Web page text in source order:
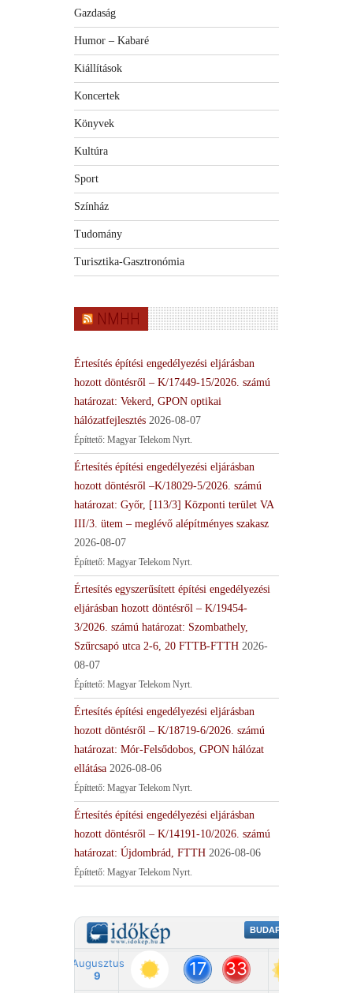
Gazdaság
Humor – Kabaré
Kiállítások
Koncertek
Könyvek
Kultúra
Sport
Színház
Tudomány
Turisztika-Gasztronómia
NMHH
Értesítés építési engedélyezési eljárásban
hozott döntésről – K/17449-15/2026. számú
határozat: Vekerd, GPON optikai
hálózatfejlesztés 2026-08-07
Építtető: Magyar Telekom Nyrt.
Értesítés építési engedélyezési eljárásban
hozott döntésről –K/18029-5/2026. számú
határozat: Győr, [113/3] Központi terület VA
III/3. ütem – meglévő alépítményes szakasz
2026-08-07
Építtető: Magyar Telekom Nyrt.
Értesítés egyszerűsített építési engedélyezési
eljárásban hozott döntésről – K/19454-
3/2026. számú határozat: Szombathely,
Szűrcsapó utca 2-6, 20 FTTB-FTTH 2026-
08-07
Építtető: Magyar Telekom Nyrt.
Értesítés építési engedélyezési eljárásban
hozott döntésről – K/18719-6/2026. számú
határozat: Mór-Felsődobos, GPON hálózat
ellátása 2026-08-06
Építtető: Magyar Telekom Nyrt.
Értesítés építési engedélyezési eljárásban
hozott döntésről – K/14191-10/2026. számú
határozat: Újdombrád, FTTH 2026-08-06
Építtető: Magyar Telekom Nyrt.